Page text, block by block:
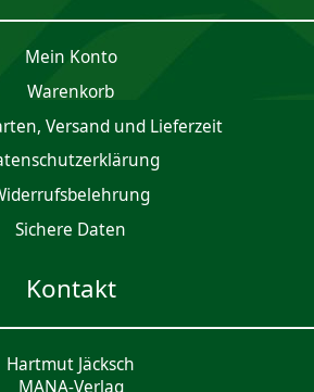
Mein Konto
Waren­korb
Versand und Lieferzeit
Sichere Daten
Kontakt
Hartmut Jäcksch